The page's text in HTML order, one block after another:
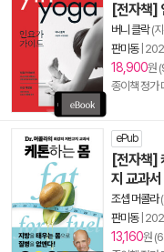
[전자책]
버니 클락(지
판미동|
18,900원
종이책 정가
ePub
[전자책]
지 교과서
조셉 머콜라(
판미동|
13,160원